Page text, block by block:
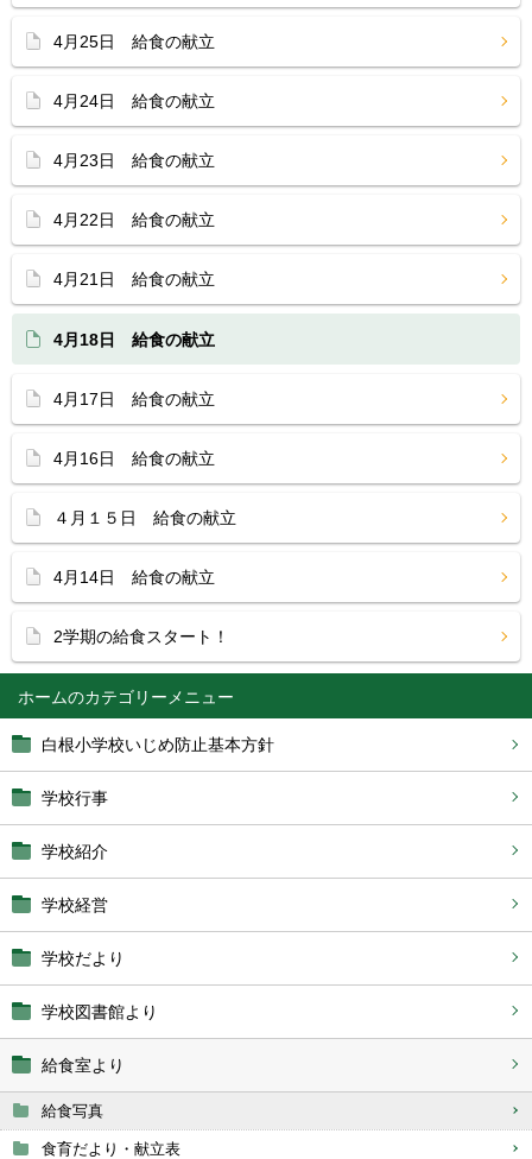
ホーム
白根小学校いじめ防止基本方針
学校行事
学校紹介
学校経営
学校だより
学校図書館より
給食室より
給食写真
食育だより・献立表
4月25日 給食の献立
4月24日 給食の献立
4月23日 給食の献立
4月22日 給食の献立
4月21日 給食の献立
4月18日 給食の献立
4月17日 給食の献立
4月16日 給食の献立
４月１５日 給食の献立
4月14日 給食の献立
2学期の給食スタート！